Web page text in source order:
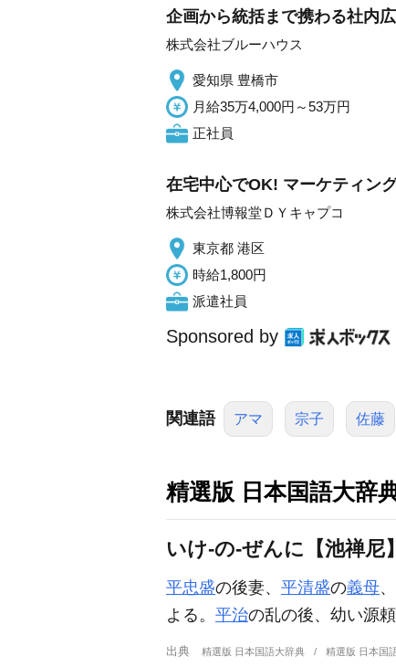
企画から統括まで携わる社内
株式会社ブルーハウス
愛知県 豊橋市
月給35万4,000円～53万円
正社員
在宅中心でOK! マーケティン
株式会社博報堂ＤＹキャプコ
東京都 港区
時給1,800円
派遣社員
Sponsored by
関連語 アマ 宗子 佐藤
精選版 日本国語大辞
いけ‐の‐ぜんに【池禅尼】
平忠盛の後妻、 平清盛の義母、
よる。 平治の乱の後、幼い源
出典 精選版 日本国語大辞典 精選版 日本